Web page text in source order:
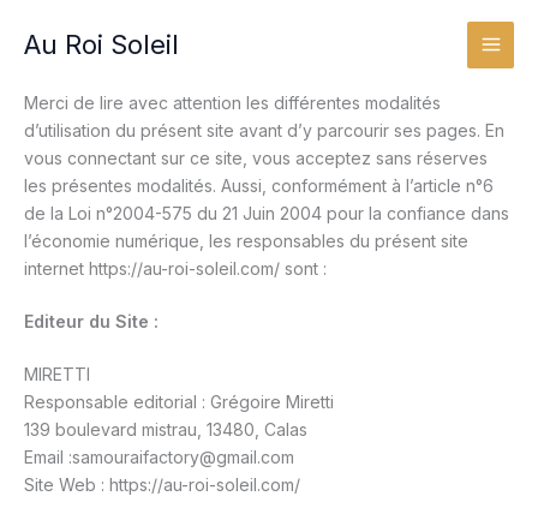
Au Roi Soleil
Merci de lire avec attention les différentes modalités
d’utilisation du présent site avant d’y parcourir ses pages. En
vous connectant sur ce site, vous acceptez sans réserves
les présentes modalités. Aussi, conformément à l’article n°6
de la Loi n°2004-575 du 21 Juin 2004 pour la confiance dans
l’économie numérique, les responsables du présent site
internet https://au-roi-soleil.com/ sont :
Editeur du Site :
MIRETTI
Responsable editorial : Grégoire Miretti
139 boulevard mistrau, 13480, Calas
Email :samouraifactory@gmail.com
Site Web : https://au-roi-soleil.com/